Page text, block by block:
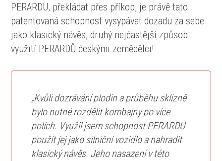
PERARDU, překládat přes příkop, je právě tato
patentovaná schopnost vysypávat dozadu za sebe
jako klasický návěs, druhý nejčastější způsob
využití PERARDŮ českými zemědělci!
„Kvůli dozrávání plodin a průběhu sklizně
bylo nutné rozdělit kombajny po více
polích. Využil jsem schopnost PERARDU
použít jej jako silniční vozidlo a nahradit
klasický návěs. Jeho nasazení v této